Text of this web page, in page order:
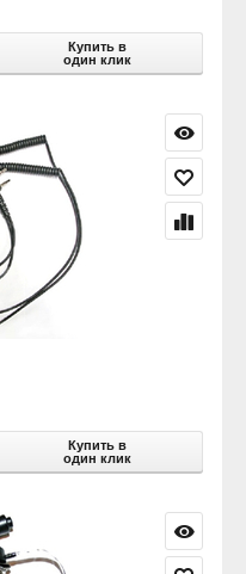
Купить в
один клик
Купить в
один клик